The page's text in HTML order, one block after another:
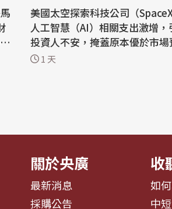
美國太空探索科技公司（
人工智慧（AI）相關支出激增，
投資人不安，掩蓋原本優於市場
的財報表現，公司5日股價收盤暴
1 天
關於央廣
最新消息
採購公告
收
如
中